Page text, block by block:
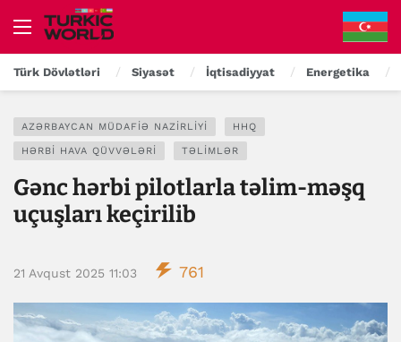
Türk Dövlətləri Siyasət İqtisadiyyat Energetika
AZƏRBAYCAN MÜDAFIƏ NAZIRLIYI HHQ
HƏRBI HAVA QÜVVƏLƏRI TƏLIMLƏR
Gənc hərbi pilotlarla təlim-məşq
uçuşları keçirilib
21 Avqust 2025 11:03 761